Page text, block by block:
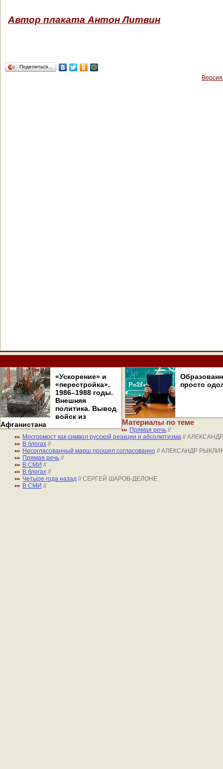
Автор плаката Антон Литвин
Поделиться…
«Ускорение» и
«перестройка».
1986–1988 годы.
Внешняя
политика. Вывод
войск из
Афганистана
просто
Материалы по теме
Прямая речь //
Мосгормост как символ русской реакции и абсолютизма //
В блогах //
Несогласованный марш прошел согласованно // АЛЕКСАНДР
Прямая речь //
В СМИ //
В блогах //
Четыре года назад // СЕРГЕЙ ШАРОВ-ДЕЛОНЕ
В СМИ //